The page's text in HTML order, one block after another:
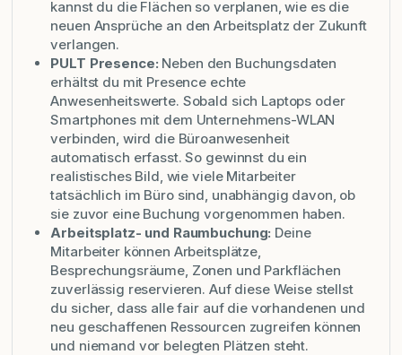
kannst du die Flächen so verplanen, wie es die
neuen Ansprüche an den Arbeitsplatz der Zukunft
verlangen.
PULT Presence: Neben den Buchungsdaten
erhältst du mit Presence echte
Anwesenheitswerte. Sobald sich Laptops oder
Smartphones mit dem Unternehmens-WLAN
verbinden, wird die Büroanwesenheit
automatisch erfasst. So gewinnst du ein
realistisches Bild, wie viele Mitarbeiter
tatsächlich im Büro sind, unabhängig davon, ob
sie zuvor eine Buchung vorgenommen haben.
Arbeitsplatz- und Raumbuchung: Deine
Mitarbeiter können Arbeitsplätze,
Besprechungsräume, Zonen und Parkflächen
zuverlässig reservieren. Auf diese Weise stellst
du sicher, dass alle fair auf die vorhandenen und
neu geschaffenen Ressourcen zugreifen können
und niemand vor belegten Plätzen steht.